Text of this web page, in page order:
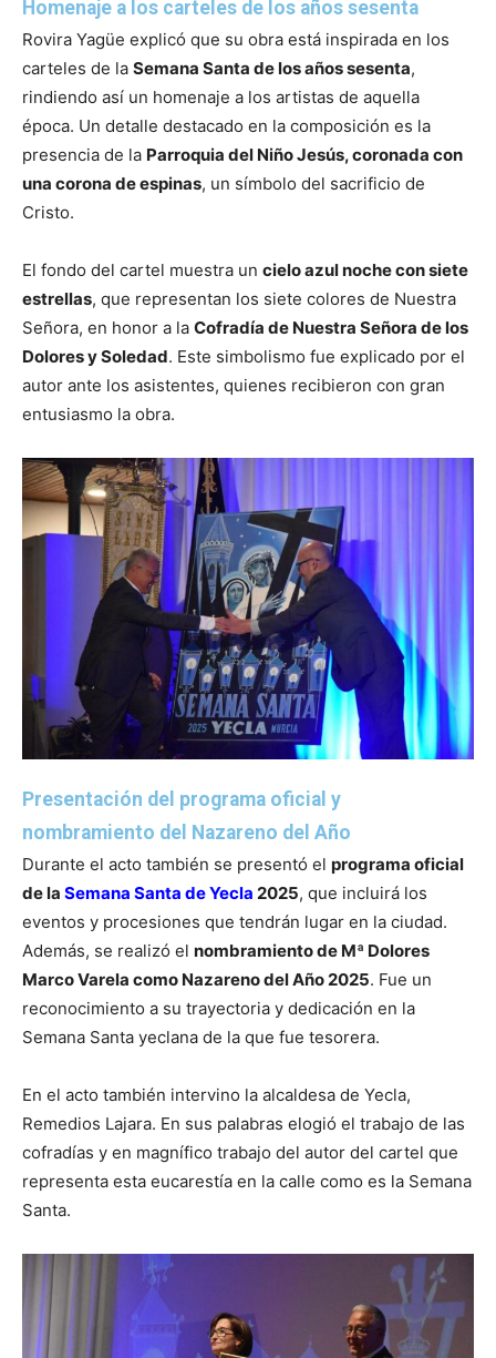
Homenaje a los carteles de los años sesenta
Rovira Yagüe explicó que su obra está inspirada en los
carteles de la Semana Santa de los años sesenta,
rindiendo así un homenaje a los artistas de aquella
época. Un detalle destacado en la composición es la
presencia de la Parroquia del Niño Jesús, coronada con
una corona de espinas, un símbolo del sacrificio de
Cristo.
El fondo del cartel muestra un cielo azul noche con siete
estrellas, que representan los siete colores de Nuestra
Señora, en honor a la Cofradía de Nuestra Señora de los
Dolores y Soledad. Este simbolismo fue explicado por el
autor ante los asistentes, quienes recibieron con gran
entusiasmo la obra.
Presentación del programa oficial y
nombramiento del Nazareno del Año
Durante el acto también se presentó el programa oficial
de la Semana Santa de Yecla 2025, que incluirá los
eventos y procesiones que tendrán lugar en la ciudad.
Además, se realizó el nombramiento de Mª Dolores
Marco Varela como Nazareno del Año 2025. Fue un
reconocimiento a su trayectoria y dedicación en la
Semana Santa yeclana de la que fue tesorera.
En el acto también intervino la alcaldesa de Yecla,
Remedios Lajara. En sus palabras elogió el trabajo de las
cofradías y en magnífico trabajo del autor del cartel que
representa esta eucarestía en la calle como es la Semana
Santa.